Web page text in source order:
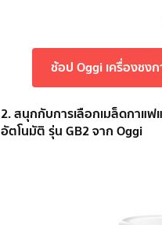
ช้อป Oggi เครื่องชง
2. สนุกกับการเลือกเมล็ดกาแ
อัตโนมัติ รุ่น GB2 จาก Oggi